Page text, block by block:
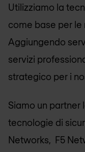
Utilizziamo la
come base per le
Aggiungendo
servizi
strategico per i
Siamo un partner
tecnologie di
Networks, F5